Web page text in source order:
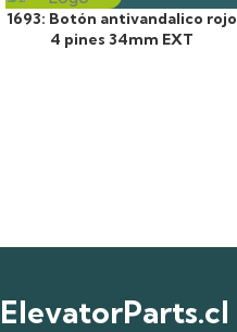
1693: Botón antivandalico rojo
4 pines 34mm EXT
ElevatorParts.cl